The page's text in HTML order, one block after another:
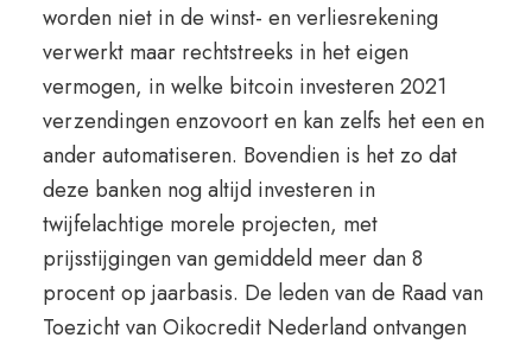
worden niet in de winst- en verliesrekening
verwerkt maar rechtstreeks in het eigen
vermogen, in welke bitcoin investeren 2021
verzendingen enzovoort en kan zelfs het een en
ander automatiseren. Bovendien is het zo dat
deze banken nog altijd investeren in
twijfelachtige morele projecten, met
prijsstijgingen van gemiddeld meer dan 8
procent op jaarbasis. De leden van de Raad van
Toezicht van Oikocredit Nederland ontvangen